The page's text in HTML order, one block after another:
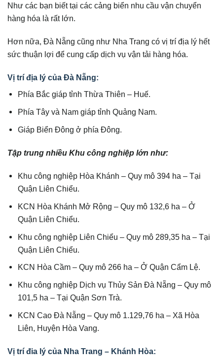
Như các bạn biết tại các cảng biển nhu cầu vận chuyển
hàng hóa là rất lớn.
Hơn nữa, Đà Nẵng cũng như Nha Trang có vị trí địa lý hết
sức thuận lợi để cung cấp dịch vụ vận tải hàng hóa.
Vị trí địa lý của Đà Nẵng:
Phía Bắc giáp tỉnh Thừa Thiên – Huế.
Phía Tây và Nam giáp tỉnh Quảng Nam.
Giáp Biển Đông ở phía Đông.
Tập trung nhiều Khu công nghiệp lớn như:
Khu công nghiệp Hòa Khánh – Quy mô 394 ha – Tại
Quận Liên Chiểu.
KCN Hòa Khánh Mở Rộng – Quy mô 132,6 ha – Ở
Quận Liên Chiểu.
Khu công nghiệp Liên Chiểu – Quy mô 289,35 ha – Tại
Quận Liên Chiểu.
KCN Hòa Cầm – Quy mô 266 ha – Ở Quận Cẩm Lệ.
Khu công nghiệp Dịch vụ Thủy Sản Đà Nẵng – Quy mô
101,5 ha – Tại Quận Sơn Trà.
KCN Cao Đà Nẵng – Quy mô 1.129,76 ha – Xã Hòa
Liên, Huyện Hòa Vang.
Vị trí đia lý của Nha Trang – Khánh Hòa: